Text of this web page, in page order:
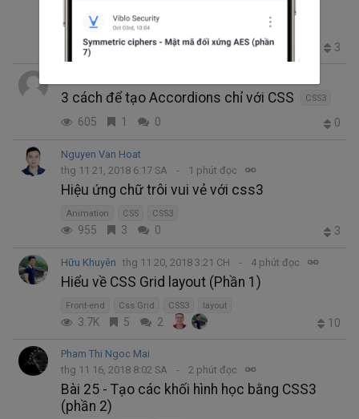
flexbox CSS3 flex css
2.1K 2 1 3
3 cách để tạo Accordions chỉ với CSS CSS3
605 1 0 0
Nguyen Van Hoat
thg 11 21, 2018 6:17 SA
1 phút đọc
Hiệu ứng chữ trôi vui vẻ với css3
Animation CSS CSS3
955 3 0 3
Hữu Khuyên thg 11 20, 2018 3:21 CH 4 phút đọc
Hiểu về CSS Grid layout (Phần 1)
Front-end Css Grid CSS3 layout
3.7K 5 2 10
Pham Thi Ngoc Mai
thg 11 16, 2018 8:02 SA
2 phút đọc
Bài 25 - Tạo các khối hình học bằng CSS3
(phần 2)